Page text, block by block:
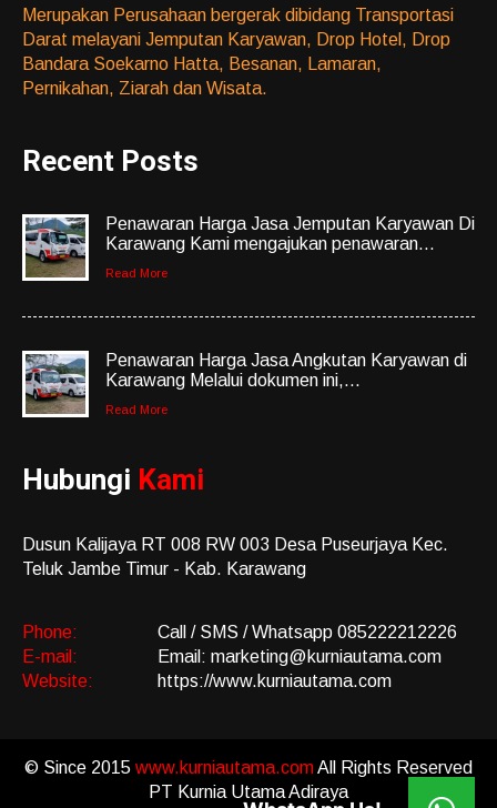
Merupakan Perusahaan bergerak dibidang Transportasi
Darat melayani Jemputan Karyawan, Drop Hotel, Drop
Bandara Soekarno Hatta, Besanan, Lamaran,
Pernikahan, Ziarah dan Wisata.
Recent Posts
Penawaran Harga Jasa Jemputan Karyawan Di
Karawang Kami mengajukan penawaran...
Read More
Penawaran Harga Jasa Angkutan Karyawan di
Karawang Melalui dokumen ini,...
Read More
Hubungi Kami
Dusun Kalijaya RT 008 RW 003 Desa Puseurjaya Kec.
Teluk Jambe Timur - Kab. Karawang
Phone:
Call / SMS / Whatsapp 085222212226
E-mail:
Email: marketing@kurniautama.com
Website:
https://www.kurniautama.com
© Since 2015 www.kurniautama.comAll Rights Reserved
PT Kurnia Utama Adiraya